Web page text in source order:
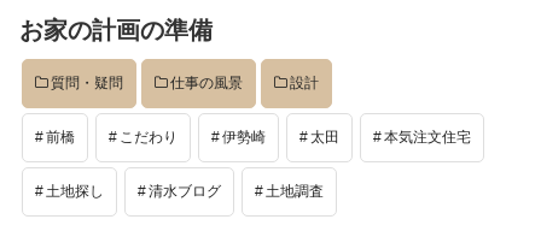
日:
お家の計画の準備
質問・疑問 仕事の風景 設計
前橋 こだわり 伊勢崎 太田 本気注文住宅
土地探し 清水ブログ 土地調査